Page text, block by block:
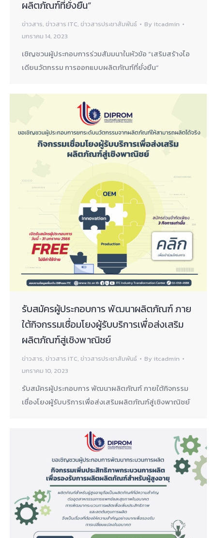
ผลิตภัณฑ์ที่ยั่งยืน”
ข่าวสาร, ข่าวสาร ITC, ข่าวสารประชาสัมพันธ์ By itcadmin
มกราคม 14, 2023
เชิญชวนผู้ประกอบการร่วมสัมมนาในหัวข้อ “เสริมสร้างไอ
เดียนวัตกรรม การออกแบบผลิตภัณฑ์ที่ยั่งยืน”
รับสมัครผู้ประกอบการ พัฒนาผลิตภัณฑ์ ภาย
ใต้กิจกรรมเชื่อมโยงผู้รับบริการเพื่อส่งเสริม
ผลิตภัณฑ์สู่เชิงพาณิชย์
ข่าวสาร, ข่าวสาร ITC, ข่าวสารประชาสัมพันธ์ By itcadmin
มกราคม 10, 2023
รับสมัครผู้ประกอบการ พัฒนาผลิตภัณฑ์ ภายใต้กิจกรรม
เชื่องโยงผู้รับบริการเพื่อส่งเสริมผลิตภัณฑ์สู่เชิงพาณิชย์